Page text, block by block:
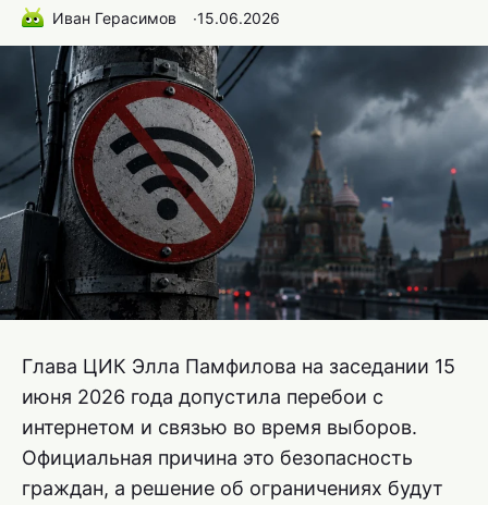
Иван Герасимов ∙15.06.2026
Глава ЦИК Элла Памфилова на заседании 15
июня 2026 года допустила перебои с
интернетом и связью во время выборов.
Официальная причина это безопасность
граждан, а решение об ограничениях будут